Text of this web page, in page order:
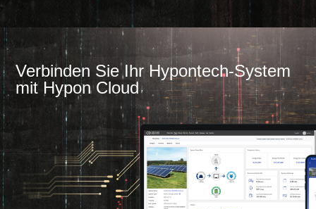
Verbinden Sie Ihr Hypontech-System
mit Hypon Cloud